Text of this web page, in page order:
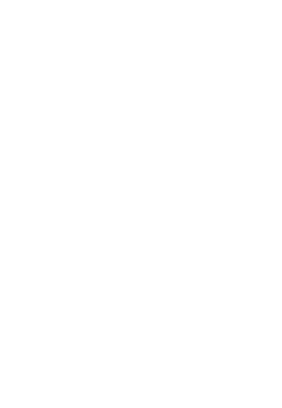
trato totalmente respetuoso de